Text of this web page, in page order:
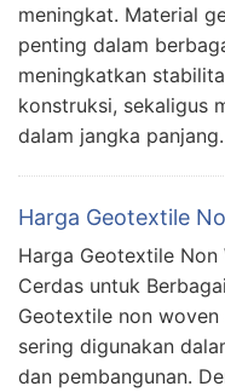
meningkat. Material
penting dalam
meningkatkan
konstruksi, sekaligus
dalam jangka
Harga Geotextile
Harga Geotextile Non
Cerdas untuk
Geotextile non woven
sering digunakan
dan pembangunan.